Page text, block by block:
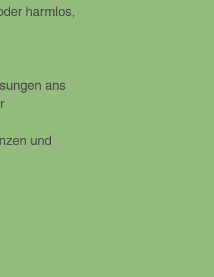
harmlos,
ans
und